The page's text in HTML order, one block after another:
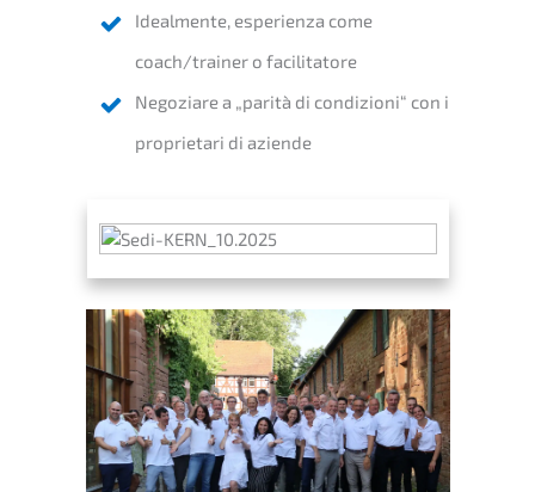
Ideal­men­te, esperi­en­za come
coach/trainer o facilitatore
Negozia­re a „parità di condi­zio­ni“ con i
proprie­ta­ri di aziende